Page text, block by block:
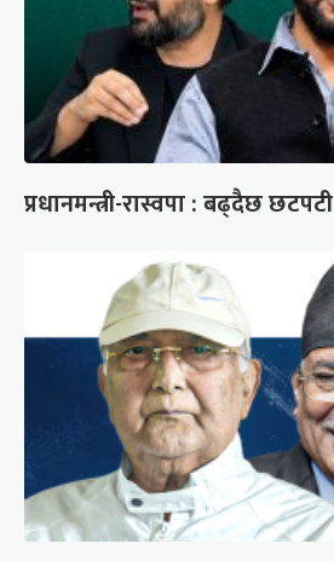
प्रधानमन्त्री-रास्वपा : बढ्दैछ छटपटी